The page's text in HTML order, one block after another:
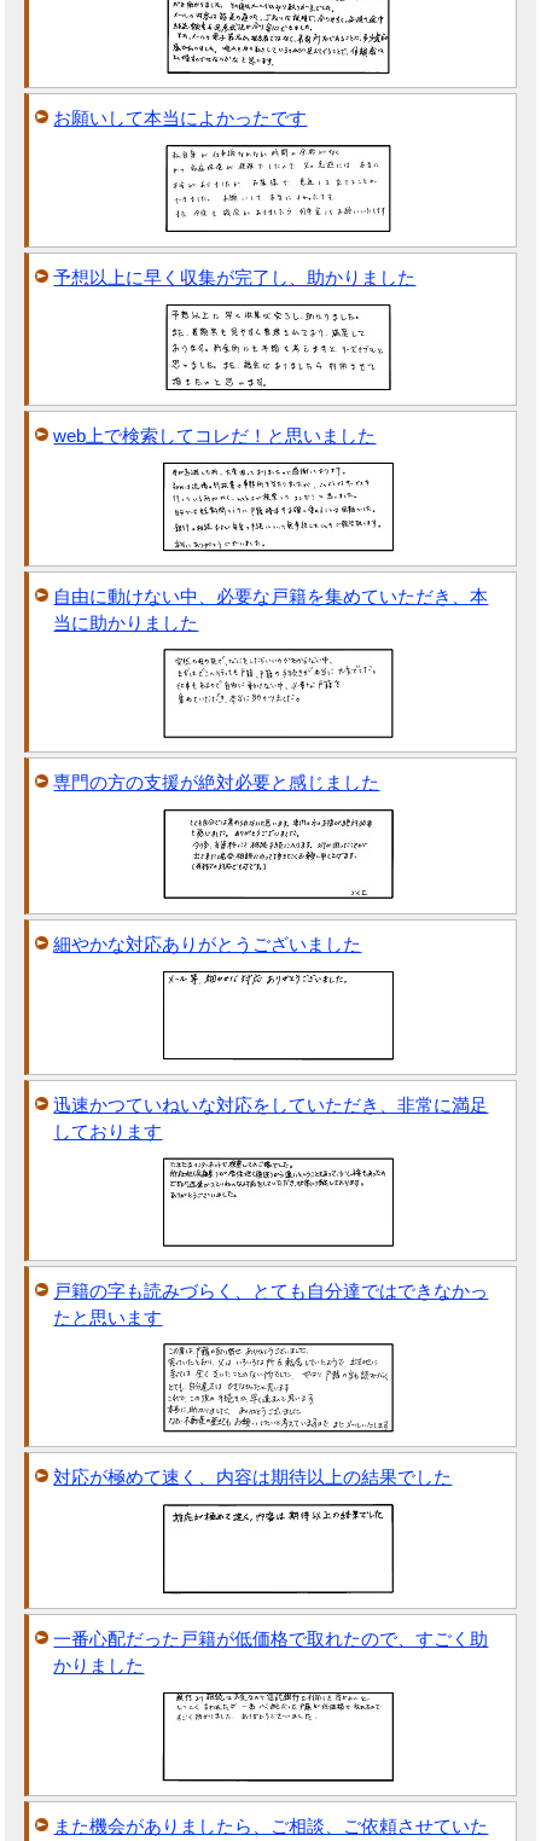
お願いして本当によかったです
予想以上に早く収集が完了し、助かりました
web上で検索してコレだ！と思いました
自由に動けない中、必要な戸籍を集めていただき、本
当に助かりました
専門の方の支援が絶対必要と感じました
細やかな対応ありがとうございました
迅速かつていねいな対応をしていただき、非常に満足
しております
戸籍の字も読みづらく、とても自分達ではできなかっ
たと思います
対応が極めて速く、内容は期待以上の結果でした
一番心配だった戸籍が低価格で取れたので、すごく助
かりました
また機会がありましたら、ご相談、ご依頼させていた